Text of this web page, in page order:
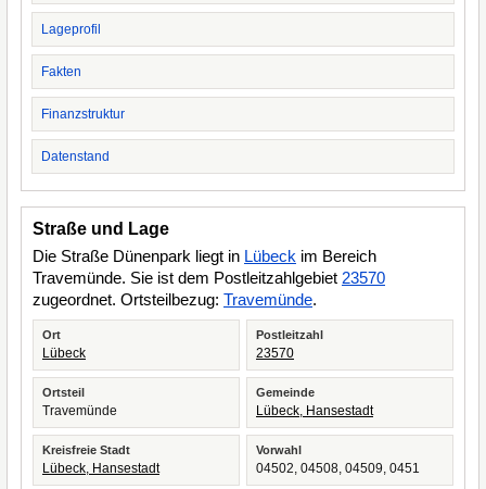
Lageprofil
Fakten
Finanzstruktur
Datenstand
Straße und Lage
Die Straße Dünenpark liegt in Lübeck im Bereich
Travemünde. Sie ist dem Postleitzahlgebiet 23570
zugeordnet. Ortsteilbezug: Travemünde.
Ort
Lübeck
Postleitzahl
23570
Ortsteil
Travemünde
Gemeinde
Lübeck, Hansestadt
Kreisfreie Stadt
Lübeck, Hansestadt
Vorwahl
04502, 04508, 04509, 0451